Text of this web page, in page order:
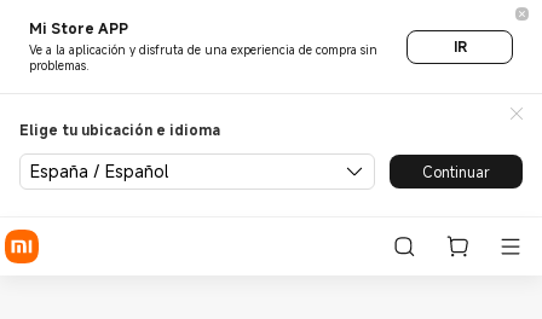
Mi Store APP
Ve a la aplicación y disfruta de una experiencia de compra sin
problemas.
IR
Elige tu ubicación e idioma
España / Español Continuar